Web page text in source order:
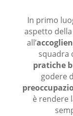
In primo
aspetto
all’
squadra
pratiche
godere
è rendere